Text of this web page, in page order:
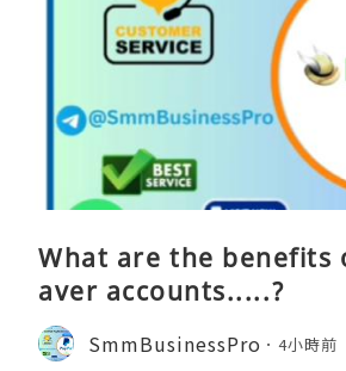
What are the benefits
aver accounts.....?
SmmBusinessPro 4小時前